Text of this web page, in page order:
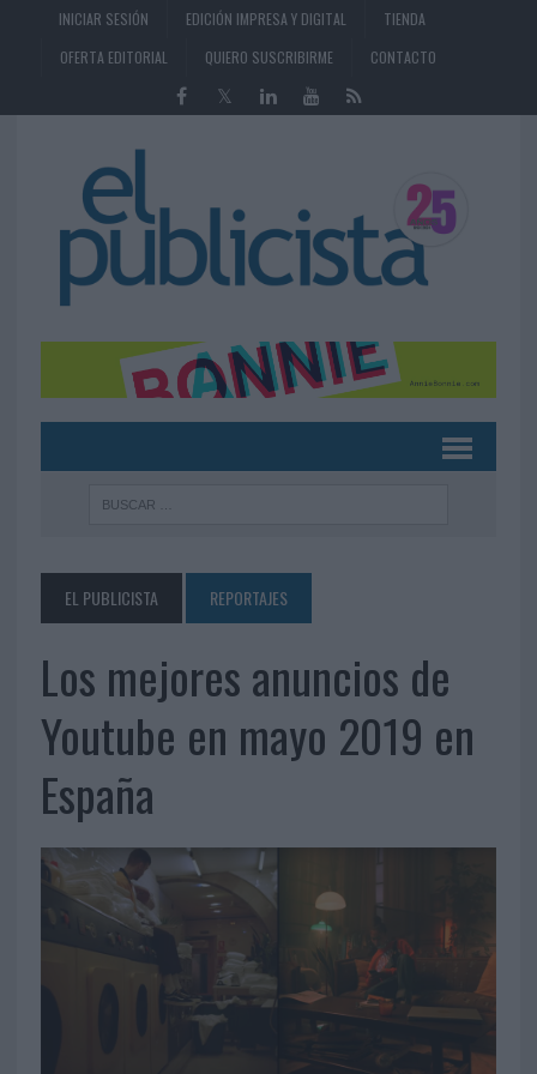
INICIAR SESIÓN EDICIÓN IMPRESA Y DIGITAL
TIENDA
OFERTA EDITORIAL
QUIERO SUSCRIBIRME CONTACTO
EL PUBLICISTA REPORTAJES
Los mejores anuncios de
Youtube en mayo 2019 en
España